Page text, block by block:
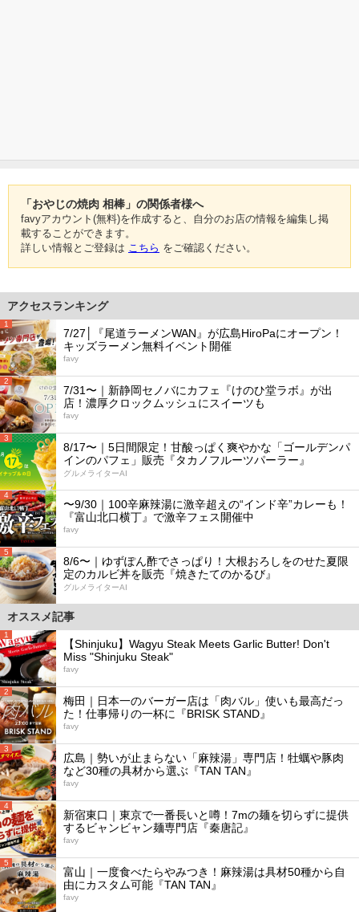
「おやじの焼肉 相棒」の関係者様へ
favyアカウント(無料)を作成すると、自分のお店の情報を編集し掲
載することができます。
詳しい情報とご登録は こちら をご確認ください。
アクセスランキング
1
7/27│『尾道ラーメンWAN』が広島HiroPaにオープン！
キッズラーメン無料イベント開催
favy
2
7/31〜｜新静岡セノバにカフェ『けのひ堂ラボ』が出
店！濃厚クロックムッシュにスイーツも
favy
3
8/17〜｜5日間限定！甘酸っぱく爽やかな「ゴールデンパ
インのパフェ」販売『タカノフルーツパーラー』
グルメライターAI
4
〜9/30｜100辛麻辣湯に激辛超えの“インド辛”カレーも！
『富山北口横丁』で激辛フェス開催中
favy
5
8/6〜｜ゆずぽん酢でさっぱり！大根おろしをのせた夏限
定のカルビ丼を販売『焼きたてのかるび』
グルメライターAI
オススメ記事
1
【Shinjuku】Wagyu Steak Meets Garlic Butter! Don't
Miss "Shinjuku Steak"
favy
2
梅田｜日本一のバーガー店は「肉バル」使いも最高だっ
た！仕事帰りの一杯に『BRISK STAND』
favy
3
広島｜勢いが止まらない「麻辣湯」専門店！牡蠣や豚肉
など30種の具材から選ぶ『TAN TAN』
favy
4
新宿東口｜東京で一番長いと噂！7mの麺を切らずに提供
するビャンビャン麺専門店『秦唐記』
favy
5
富山｜一度食べたらやみつき！麻辣湯は具材50種から自
由にカスタム可能『TAN TAN』
favy